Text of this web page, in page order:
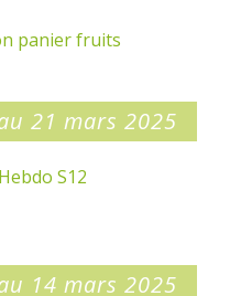
panier fruits
21 mars 2025
Hebdo S12
14 mars 2025